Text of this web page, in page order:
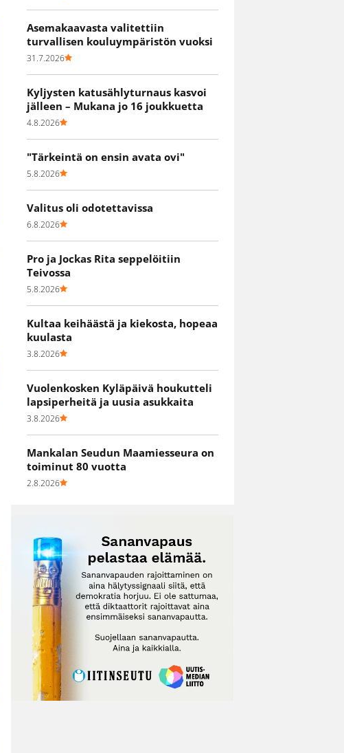
Asemakaavasta valitettiin
turvallisen kouluympäristön vuoksi
31.7.2026
Kyljysten katusählyturnaus kasvoi
jälleen – Mukana jo 16 joukkuetta
4.8.2026
"Tärkeintä on ensin avata ovi"
5.8.2026
Valitus oli odotettavissa
6.8.2026
Pro ja Jockas Rita seppelöitiin
Teivossa
5.8.2026
Kultaa keihäästä ja kiekosta, hopeaa
kuulasta
3.8.2026
Vuolenkosken Kyläpäivä houkutteli
lapsiperheitä ja uusia asukkaita
3.8.2026
Mankalan Seudun Maamiesseura on
toiminut 80 vuotta
2.8.2026